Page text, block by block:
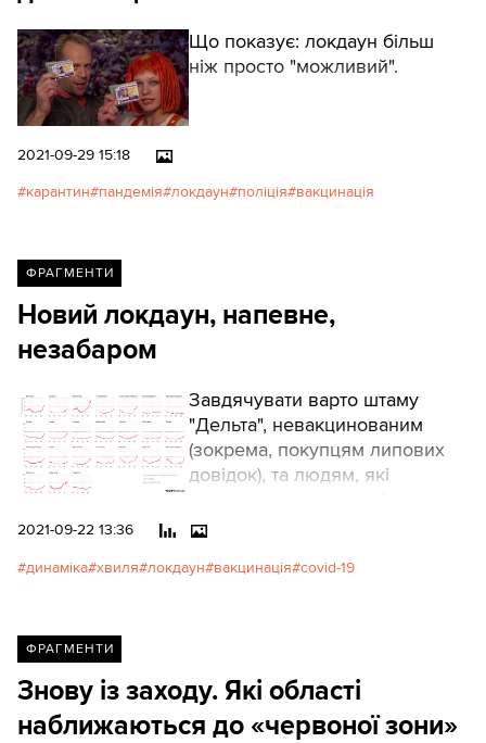
Що показує: локдаун більш
ніж просто "можливий".
2021-09-29 15:18
карантин пандемія локдаун поліція вакцинація
ФРАГМЕНТИ
Новий локдаун, напевне,
незабаром
Завдячувати варто штаму
"Дельта", невакцинованим
(зокрема, покупцям липових
довідок), та людям, які
2021-09-22 13:36
динаміка хвиля локдаун вакцинація covid-19
ФРАГМЕНТИ
Знову із заходу. Які області
наближаються до «червоної зони»